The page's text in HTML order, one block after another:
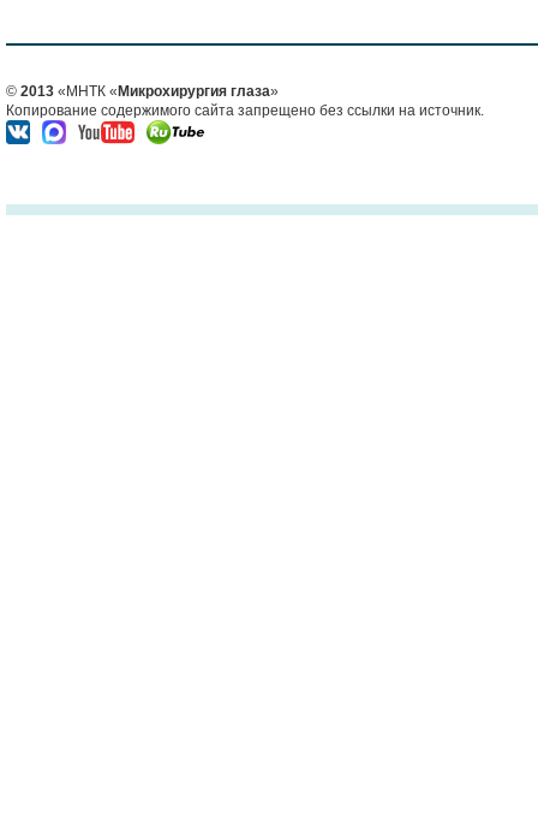
© 2013 «МНТК «Микрохирургия глаза»
Копирование содержимого сайта запрещено без ссылки на источник.